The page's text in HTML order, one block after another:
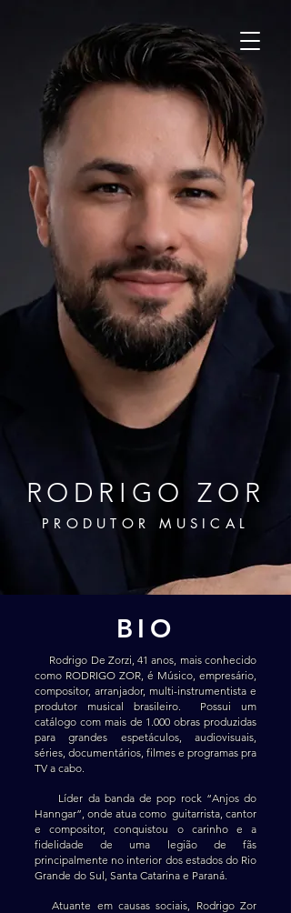
RODRIGO ZOR
PRODUTOR MUSICAL
BIO
Rodrigo De Zorzi, 41 anos, mais conhecido
como RODRIGO ZOR, é Músico, empresário,
compositor, arranjador, multi-instrumentista e
produtor musical brasileiro. Possui um
catálogo com mais de 1.000 obras produzidas
para grandes espetáculos, audiovisuais,
séries, documentários, filmes e programas pra
TV a cabo.
Líder da banda de pop rock “Anjos do
Hanngar”, onde atua como guitarrista, cantor
e compositor, conquistou o carinho e a
fidelidade de uma legião de fãs
principalmente no interior dos estados do Rio
Grande do Sul, Santa Catarina e Paraná.
Atuante em causas sociais, Rodrigo Zor